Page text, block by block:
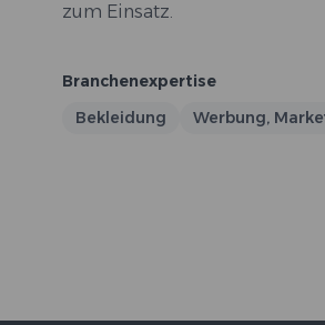
zum Einsatz.
Branchenexpertise
Bekleidung
Werbung,